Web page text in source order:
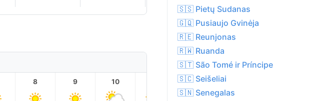
8 9 10 12
🇸🇸 Pietų Sudanas
🇬🇶 Pusiaujo Gvinėja
🇷🇪 Reunjonas
🇷🇼 Ruanda
🇸🇹 São Tomé ir Príncipe
🇸🇨 Seišeliai
🇸🇳 Senegalas